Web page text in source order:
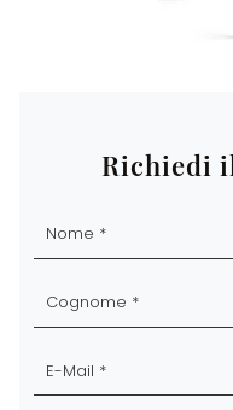
Richiedi